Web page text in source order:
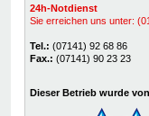
24h-Notdienst
Sie erreichen uns unter:
Tel.: (07141) 92 68 86
Fax.: (07141) 90 23 23
Dieser Betrieb wurde